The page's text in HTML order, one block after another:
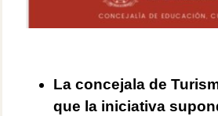
La concejala de
que la iniciativa